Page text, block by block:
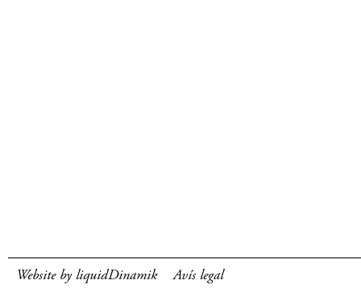
Website by liquidDinamik Avís legal